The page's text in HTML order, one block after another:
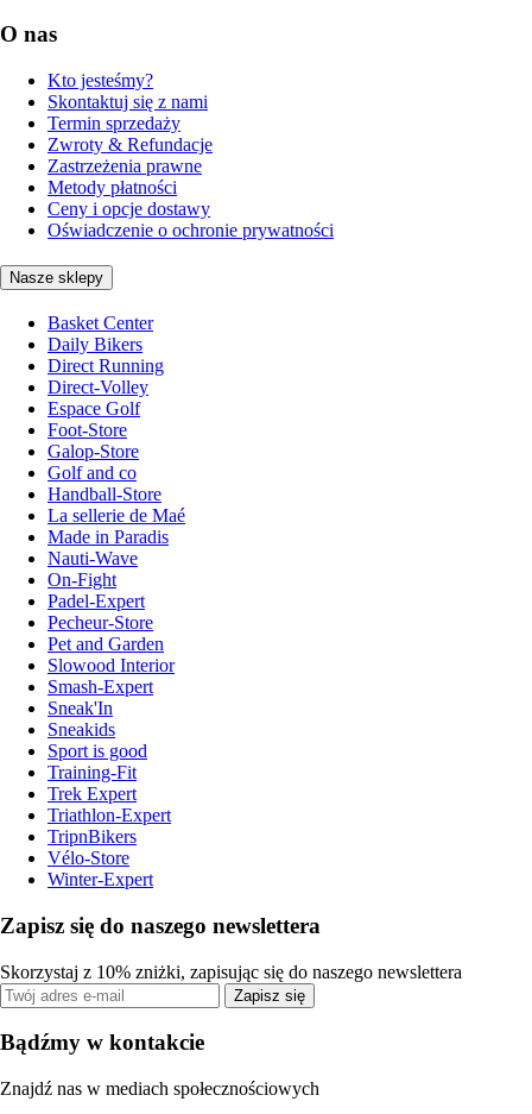
O nas
Kto jesteśmy?
Skontaktuj się z nami
Termin sprzedaży
Zwroty & Refundacje
Zastrzeżenia prawne
Metody płatności
Ceny i opcje dostawy
Oświadczenie o ochronie prywatności
Nasze sklepy
Basket Center
Daily Bikers
Direct Running
Direct-Volley
Espace Golf
Foot-Store
Galop-Store
Golf and co
Handball-Store
La sellerie de Maé
Made in Paradis
Nauti-Wave
On-Fight
Padel-Expert
Pecheur-Store
Pet and Garden
Slowood Interior
Smash-Expert
Sneak'In
Sneakids
Sport is good
Training-Fit
Trek Expert
Triathlon-Expert
TripnBikers
Vélo-Store
Winter-Expert
Zapisz się do naszego newslettera
Skorzystaj z 10% zniżki, zapisując się do naszego newslettera
Zapisz się
Bądźmy w kontakcie
Znajdź nas w mediach społecznościowych